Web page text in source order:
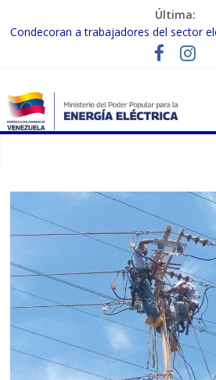
Última:
Condecoran a trabajadores del sector
labor tras el doble sismo del 24-J
Gobierno Nacional coordina acciones
Inspeccionan trabajos de rehabilitación
en Carabobo
Gobierno Nacional activa plan